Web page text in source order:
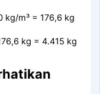
kg/m³ = 176,6 kg
kg = 4.415 kg